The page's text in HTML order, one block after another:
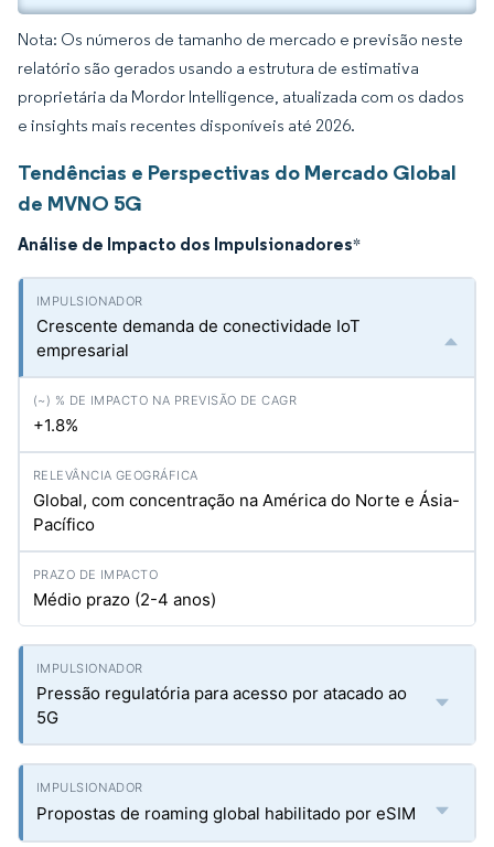
Nota: Os números de tamanho de mercado e previsão neste
relatório são gerados usando a estrutura de estimativa
proprietária da Mordor Intelligence, atualizada com os dados
e insights mais recentes disponíveis até 2026.
Tendências e Perspectivas do Mercado Global
de MVNO 5G
Análise de Impacto dos Impulsionadores*
Crescente demanda de conectividade IoT
empresarial
+1.8%
Global, com concentração na América do Norte e Ásia-
Pacífico
Médio prazo (2-4 anos)
Pressão regulatória para acesso por atacado ao
5G
Propostas de roaming global habilitado por eSIM